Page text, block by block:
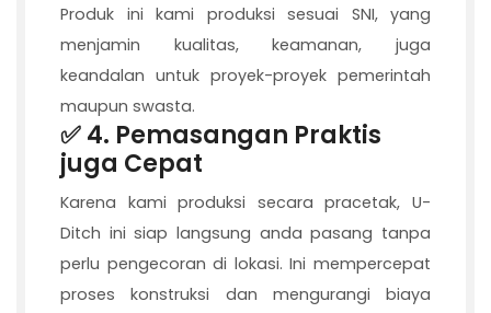
Produk ini kami produksi sesuai SNI, yang
menjamin kualitas, keamanan, juga
keandalan untuk proyek-proyek pemerintah
maupun swasta.
✅ 4. Pemasangan Praktis
juga Cepat
Karena kami produksi secara pracetak, U-
Ditch ini siap langsung anda pasang tanpa
perlu pengecoran di lokasi. Ini mempercepat
proses konstruksi dan mengurangi biaya